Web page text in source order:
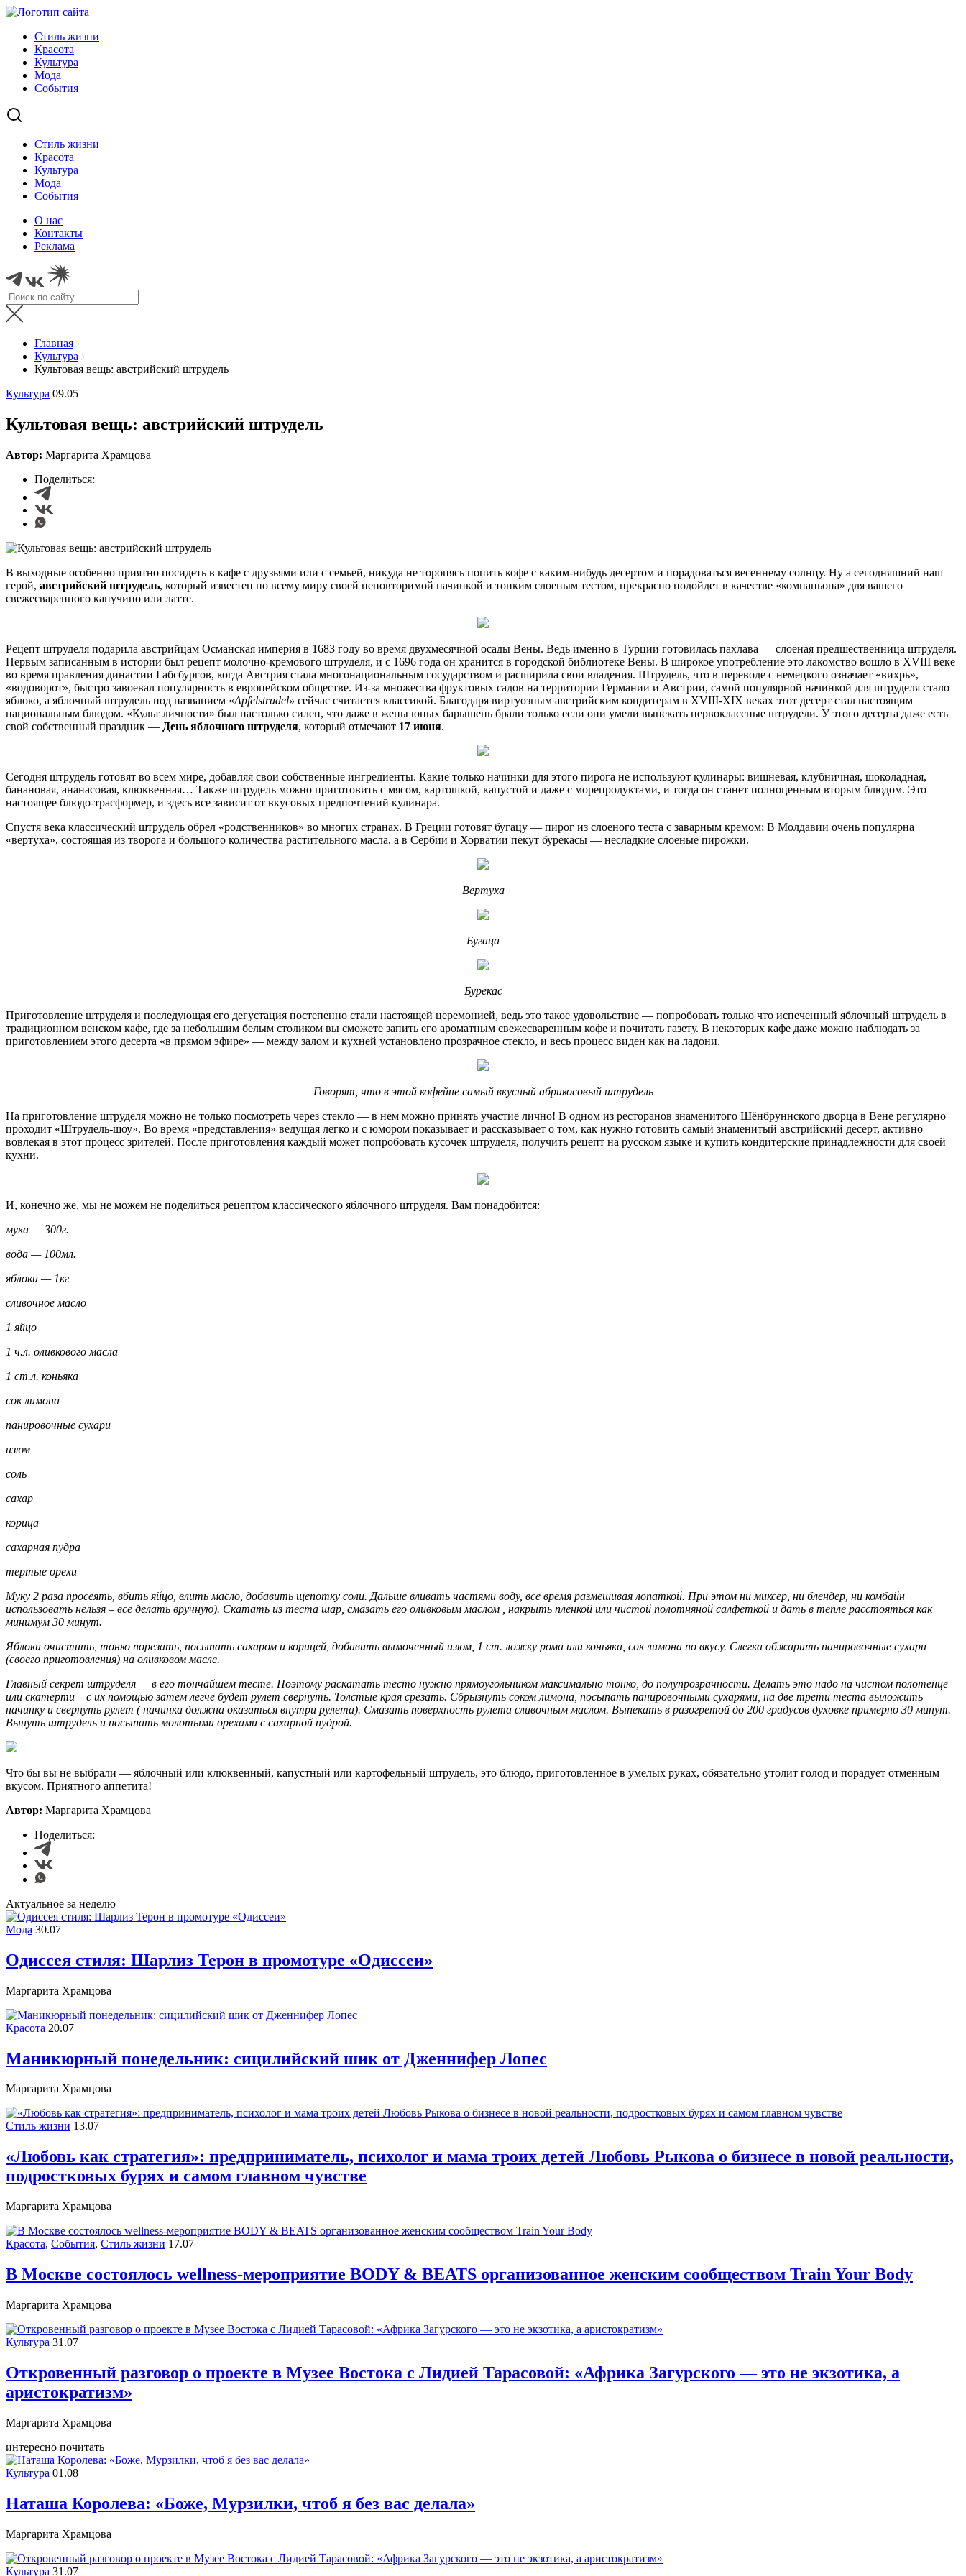
Стиль жизни
Красота
Культура
Мода
События
Стиль жизни
Красота
Культура
Мода
События
О нас
Контакты
Реклама
Главная
Культура
Культовая вещь: австрийский штрудель
Культура 09.05
Культовая вещь: австрийский штрудель
Автор: Маргарита Храмцова
Поделиться:
В выходные особенно приятно посидеть в кафе с друзьями или с семьей, никуда не торопясь попить кофе с каким-нибудь десертом и порадоваться весеннему солнцу. Ну а сегодняшний наш
герой, австрийский штрудель, который известен по всему миру своей неповторимой начинкой и тонким слоеным тестом, прекрасно подойдет в качестве «компаньона» для вашего
свежесваренного капучино или латте.
Рецепт штруделя подарила австрийцам Османская империя в 1683 году во время двухмесячной осады Вены. Ведь именно в Турции готовилась пахлава — слоеная предшественница штруделя.
Первым записанным в истории был рецепт молочно-кремового штруделя, и с 1696 года он хранится в городской библиотеке Вены. В широкое употребление это лакомство вошло в XVIII веке
во время правления династии Габсбургов, когда Австрия стала многонациональным государством и расширила свои владения. Штрудель, что в переводе с немецкого означает «вихрь»,
«водоворот», быстро завоевал популярность в европейском обществе. Из-за множества фруктовых садов на территории Германии и Австрии, самой популярной начинкой для штруделя стало
яблоко, а яблочный штрудель под названием «Apfelstrudel» сейчас считается классикой. Благодаря виртуозным австрийским кондитерам в XVIII-XIX веках этот десерт стал настоящим
национальным блюдом. «Культ личности» был настолько силен, что даже в жены юных барышень брали только если они умели выпекать первоклассные штрудели. У этого десерта даже есть
свой собственный праздник — День яблочного штруделя, который отмечают 17 июня.
Сегодня штрудель готовят во всем мире, добавляя свои собственные ингредиенты. Какие только начинки для этого пирога не используют кулинары: вишневая, клубничная, шоколадная,
банановая, ананасовая, клюквенная… Также штрудель можно приготовить с мясом, картошкой, капустой и даже с морепродуктами, и тогда он станет полноценным вторым блюдом. Это
настоящее блюдо-трасформер, и здесь все зависит от вкусовых предпочтений кулинара.
Спустя века классический штрудель обрел «родственников» во многих странах. В Греции готовят бугацу — пирог из слоеного теста с заварным кремом; В Молдавии очень популярна
«вертуха», состоящая из творога и большого количества растительного масла, а в Сербии и Хорватии пекут бурекасы — несладкие слоеные пирожки.
Вертуха
Бугаца
Бурекас
Приготовление штруделя и последующая его дегустация постепенно стали настоящей церемонией, ведь это такое удовольствие — попробовать только что испеченный яблочный штрудель в
традиционном венском кафе, где за небольшим белым столиком вы сможете запить его ароматным свежесваренным кофе и почитать газету. В некоторых кафе даже можно наблюдать за
приготовлением этого десерта «в прямом эфире» — между залом и кухней установлено прозрачное стекло, и весь процесс виден как на ладони.
Говорят, что в этой кофейне самый вкусный абрикосовый штрудель
На приготовление штруделя можно не только посмотреть через стекло — в нем можно принять участие лично! В одном из ресторанов знаменитого Шёнбруннского дворца в Вене регулярно
проходит «Штрудель-шоу». Во время «представления» ведущая легко и с юмором показывает и рассказывает о том, как нужно готовить самый знаменитый австрийский десерт, активно
вовлекая в этот процесс зрителей. После приготовления каждый может попробовать кусочек штруделя, получить рецепт на русском языке и купить кондитерские принадлежности для своей
кухни.
И, конечно же, мы не можем не поделиться рецептом классического яблочного штруделя. Вам понадобится:
мука — 300г.
вода — 100мл.
яблоки — 1кг
сливочное масло
1 яйцо
1 ч.л. оливкового масла
1 ст.л. коньяка
сок лимона
панировочные сухари
изюм
соль
сахар
корица
сахарная пудра
тертые орехи
Муку 2 раза просеять, вбить яйцо, влить масло, добавить щепотку соли. Дальше вливать частями воду, все время размешивая лопаткой. При этом ни миксер, ни блендер, ни комбайн
использовать нельзя – все делать вручную). Скатать из теста шар, смазать его оливковым маслом , накрыть пленкой или чистой полотняной салфеткой и дать в тепле расстояться как
минимум 30 минут.
Яблоки очистить, тонко порезать, посыпать сахаром и корицей, добавить вымоченный изюм, 1 ст. ложку рома или коньяка, сок лимона по вкусу. Слегка обжарить панировочные сухари
(своего приготовления) на оливковом масле.
Главный секрет штруделя — в его тончайшем тесте. Поэтому раскатать тесто нужно прямоугольником максимально тонко, до полупрозрачности. Делать это надо на чистом полотенце
или скатерти – с их помощью затем легче будет рулет свернуть. Толстые края срезать. Сбрызнуть соком лимона, посыпать панировочными сухарями, на две трети теста выложить
начинку и свернуть рулет ( начинка должна оказаться внутри рулета). Смазать поверхность рулета сливочным маслом. Выпекать в разогретой до 200 градусов духовке примерно 30 минут.
Вынуть штрудель и посыпать молотыми орехами с сахарной пудрой.
Что бы вы не выбрали — яблочный или клюквенный, капустный или картофельный штрудель, это блюдо, приготовленное в умелых руках, обязательно утолит голод и порадует отменным
вкусом. Приятного аппетита!
Автор: Маргарита Храмцова
Поделиться:
Актуальное за неделю
Мода 30.07
Одиссея стиля: Шарлиз Терон в промотуре «Одиссеи»
Маргарита Храмцова
Красота 20.07
Маникюрный понедельник: сицилийский шик от Дженнифер Лопес
Маргарита Храмцова
Стиль жизни 13.07
«Любовь как стратегия»: предприниматель, психолог и мама троих детей Любовь Рыкова о бизнесе в новой реальности,
подростковых бурях и самом главном чувстве
Маргарита Храмцова
Красота, События, Стиль жизни 17.07
В Москве состоялось wellness-мероприятие BODY & BEATS организованное женским сообществом Train Your Body
Маргарита Храмцова
Культура 31.07
Откровенный разговор о проекте в Музее Востока c Лидией Тарасовой: «Африка Загурского — это не экзотика, а
аристократизм»
Маргарита Храмцова
интересно почитать
Культура 01.08
Наташа Королева: «Боже, Мурзилки, чтоб я без вас делала»
Маргарита Храмцова
Культура 31.07